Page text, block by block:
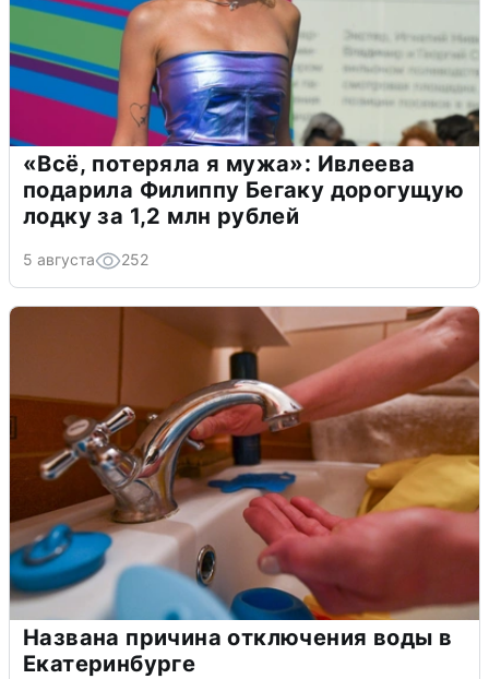
«Всё, потеряла я мужа»: Ивлеева
подарила Филиппу Бегаку дорогущую
лодку за 1,2 млн рублей
5 августа 252
Названа причина отключения воды в
Екатеринбурге